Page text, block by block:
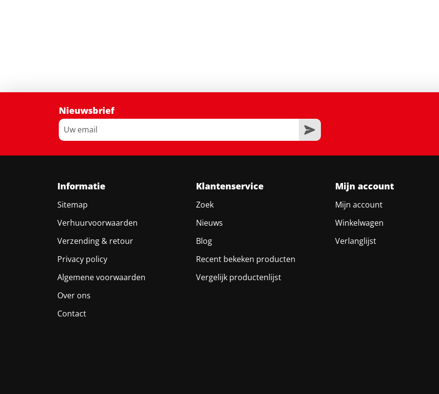
Nieuwsbrief
Informatie
Sitemap
Verhuurvoorwaarden
Verzending & retour
Privacy policy
Algemene voorwaarden
Over ons
Contact
Klantenservice
Zoek
Nieuws
Blog
Recent bekeken producten
Vergelijk productenlijst
Mijn account
Mijn account
Winkelwagen
Verlanglijst